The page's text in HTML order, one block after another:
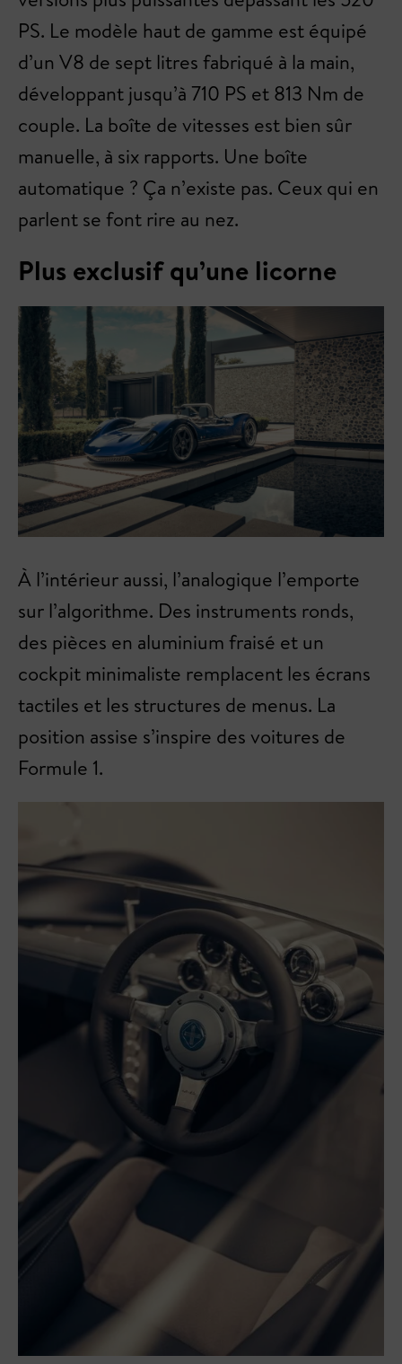
PS. Le modèle haut de gamme est équipé
d’un V8 de sept litres fabriqué à la main,
développant jusqu’à 710 PS et 813 Nm de
couple. La boîte de vitesses est bien sûr
manuelle, à six rapports. Une boîte
automatique ? Ça n’existe pas. Ceux qui en
parlent se font rire au nez.
Plus exclusif qu’une licorne
À l’intérieur aussi, l’analogique l’emporte
sur l’algorithme. Des instruments ronds,
des pièces en aluminium fraisé et un
cockpit minimaliste remplacent les écrans
tactiles et les structures de menus. La
position assise s’inspire des voitures de
Formule 1.